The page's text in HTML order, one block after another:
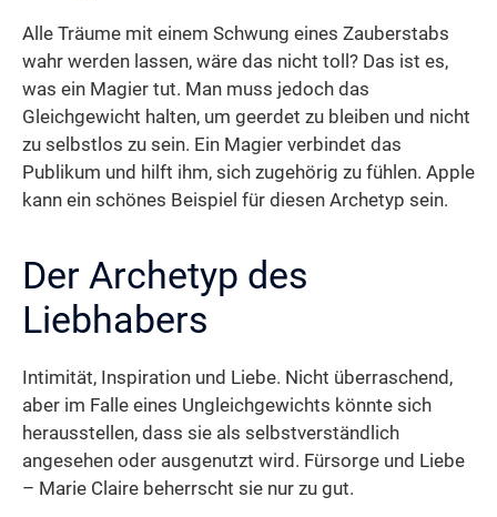
Alle Träume mit einem Schwung eines Zauberstabs
wahr werden lassen, wäre das nicht toll? Das ist es,
was ein Magier tut. Man muss jedoch das
Gleichgewicht halten, um geerdet zu bleiben und nicht
zu selbstlos zu sein. Ein Magier verbindet das
Publikum und hilft ihm, sich zugehörig zu fühlen. Apple
kann ein schönes Beispiel für diesen Archetyp sein.
Der Archetyp des
Liebhabers
Intimität, Inspiration und Liebe. Nicht überraschend,
aber im Falle eines Ungleichgewichts könnte sich
herausstellen, dass sie als selbstverständlich
angesehen oder ausgenutzt wird. Fürsorge und Liebe
– Marie Claire beherrscht sie nur zu gut.